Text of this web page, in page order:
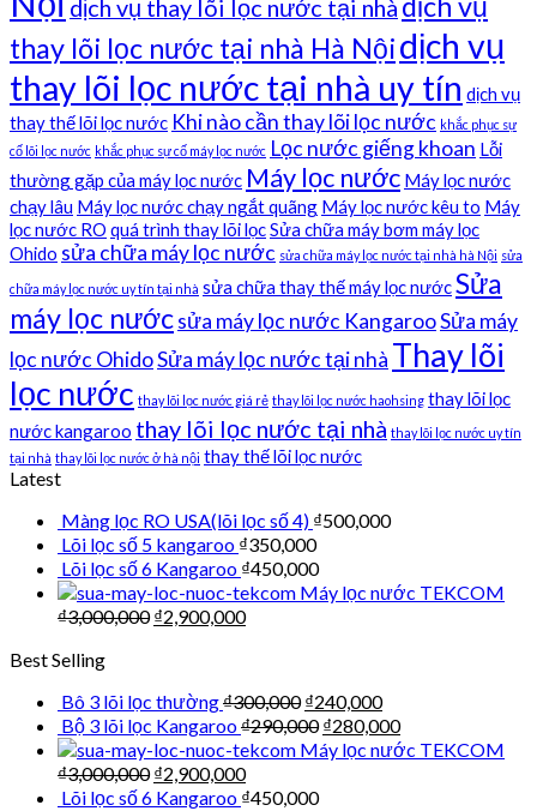
dịch vụ thay lõi lọc nước tại nhà
thay lõi lọc nước tại nhà Hà Nộidịch vụ
thay lõi lọc nước tại nhà uy tín dịch vụ
thay thế lõi lọc nước Khi nào cần thay lõi lọc nước khắc phục sự
cố lõi lọc nước khắc phục sự cố máy lọc nước Lọc nước giếng khoan Lỗi
thường gặp của máy lọc nước Máy lọc nước Máy lọc nước
chạy lâu Máy lọc nước chạy ngắt quãng Máy lọc nước kêu to Máy
lọc nước RO quá trình thay lõi lọcSửa chữa máy bơm máy lọc
Ohido sửa chữa máy lọc nước sửa chữa máy lọc nước tại nhà hà Nội sửa
chữa máy lọc nước uy tín tại nhà sửa chữa thay thế máy lọc nướcSửa
máy lọc nướcsửa máy lọc nước KangarooSửa máy
lọc nước OhidoSửa máy lọc nước tại nhà Thay lõi
lọc nước thay lõi lọc nước giá rẻ thay lõi lọc nước haohsing thay lõi lọc
nước kangaroo thay lõi lọc nước tại nhà thay lõi lọc nước uy tín
tại nhà thay lõi lọc nước ở hà nội thay thế lõi lọc nước
Latest
Màng lọc RO USA(lõi lọc số 4) ₫500,000
Lõi lọc số 5 kangaroo ₫350,000
Lõi lọc số 6 Kangaroo ₫450,000
Máy lọc nước TEKCOM
₫3,000,000 ₫2,900,000
Best Selling
Bô 3 lõi lọc thường₫300,000 ₫240,000
Bộ 3 lõi lọc Kangaroo₫290,000 ₫280,000
Máy lọc nước TEKCOM
₫3,000,000 ₫2,900,000
Lõi lọc số 6 Kangaroo ₫450,000